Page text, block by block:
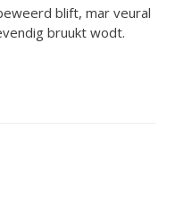
blift, mar veural
bruukt wodt.